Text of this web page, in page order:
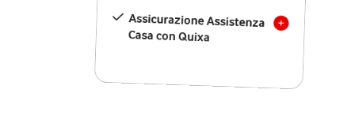
Assicurazione Assistenza
Casa con Quixa